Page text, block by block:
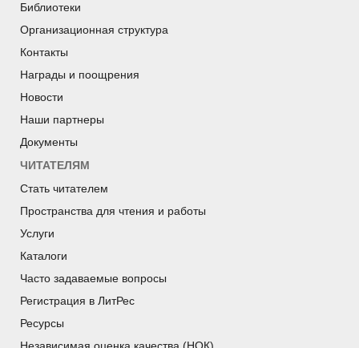
Библиотеки
Организационная структура
Контакты
Награды и поощрения
Новости
Наши партнеры
Документы
ЧИТАТЕЛЯМ
Стать читателем
Пространства для чтения и работы
Услуги
Каталоги
Часто задаваемые вопросы
Регистрация в ЛитРес
Ресурсы